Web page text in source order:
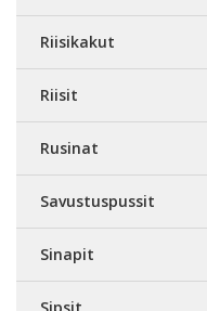
Riisikakut
Riisit
Rusinat
Savustuspussit
Sinapit